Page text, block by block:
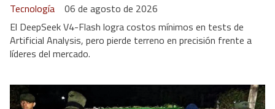
Tecnología
06 de agosto de 2026
El DeepSeek V4-Flash logra costos mínimos en tests de
Artificial Analysis, pero pierde terreno en precisión frente a
líderes del mercado.